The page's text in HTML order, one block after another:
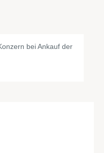
bei Ankauf der